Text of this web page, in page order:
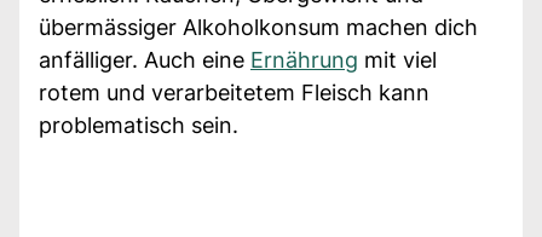
übermässiger Alkoholkonsum machen dich
anfälliger. Auch eine Ernährung mit viel
rotem und verarbeitetem Fleisch kann
problematisch sein.